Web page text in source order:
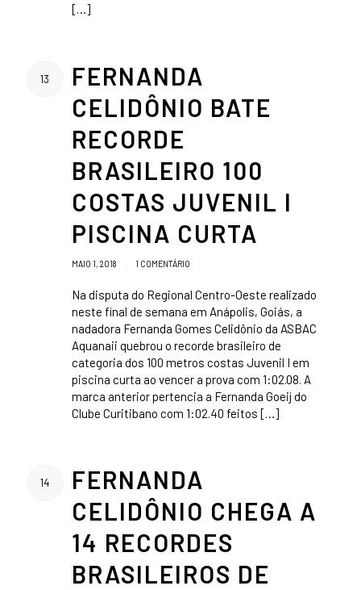
[…]
13
FERNANDA
CELIDÔNIO BATE
RECORDE
BRASILEIRO 100
COSTAS JUVENIL I
PISCINA CURTA
MAIO 1, 2018 1 COMENTÁRIO
/
Na disputa do Regional Centro-Oeste realizado
neste final de semana em Anápolis, Goiás, a
nadadora Fernanda Gomes Celidônio da ASBAC
Aquanaii quebrou o recorde brasileiro de
categoria dos 100 metros costas Juvenil I em
piscina curta ao vencer a prova com 1:02.08. A
marca anterior pertencia a Fernanda Goeij do
Clube Curitibano com 1:02.40 feitos […]
14
FERNANDA
CELIDÔNIO CHEGA A
14 RECORDES
BRASILEIROS DE